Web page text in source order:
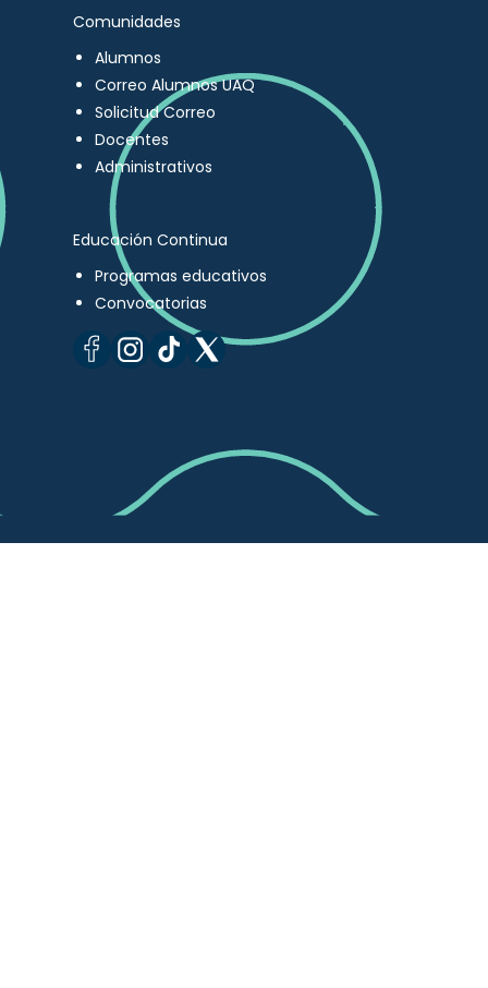
Comunidades
Alumnos
Correo Alumnos UAQ
Solicitud Correo
Docentes
Administrativos
Educación Continua
Programas educativos
Convocatorias